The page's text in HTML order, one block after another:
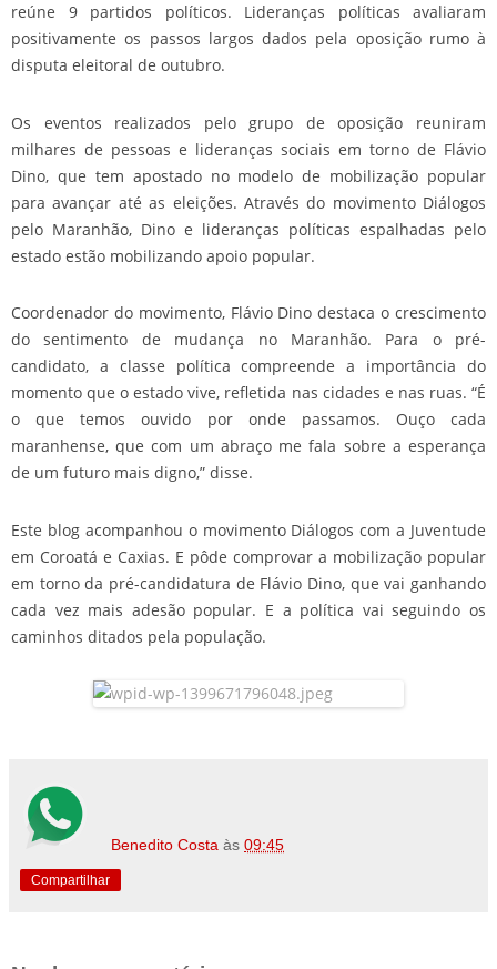
reúne 9 partidos políticos. Lideranças políticas avaliaram
positivamente os passos largos dados pela oposição rumo à
disputa eleitoral de outubro.
Os eventos realizados pelo grupo de oposição reuniram
milhares de pessoas e lideranças sociais em torno de Flávio
Dino, que tem apostado no modelo de mobilização popular
para avançar até as eleições. Através do movimento Diálogos
pelo Maranhão, Dino e lideranças políticas espalhadas pelo
estado estão mobilizando apoio popular.
Coordenador do movimento, Flávio Dino destaca o crescimento
do sentimento de mudança no Maranhão. Para o pré-
candidato, a classe política compreende a importância do
momento que o estado vive, refletida nas cidades e nas ruas. “É
o que temos ouvido por onde passamos. Ouço cada
maranhense, que com um abraço me fala sobre a esperança
de um futuro mais digno,” disse.
Este blog acompanhou o movimento Diálogos com a Juventude
em Coroatá e Caxias. E pôde comprovar a mobilização popular
em torno da pré-candidatura de Flávio Dino, que vai ganhando
cada vez mais adesão popular. E a política vai seguindo os
caminhos ditados pela população.
Benedito Costa às09:45
Compartilhar